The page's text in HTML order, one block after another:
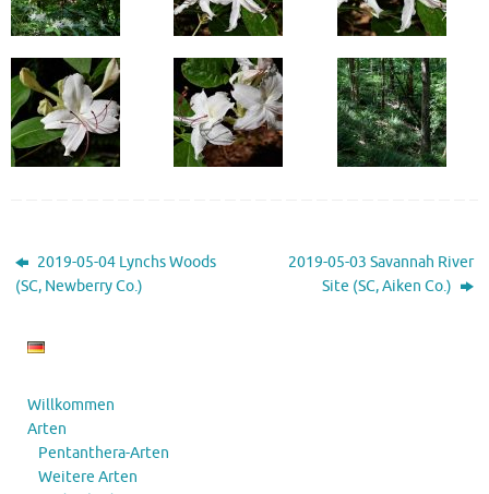
2019-05-04 Lynchs Woods
(SC, Newberry Co.)
2019-05-03 Savannah River
Site (SC, Aiken Co.)
Willkommen
Arten
Pentanthera-Arten
Weitere Arten